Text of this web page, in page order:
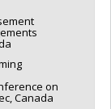
on
Canada